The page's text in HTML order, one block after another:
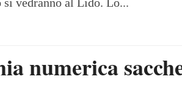
numerica